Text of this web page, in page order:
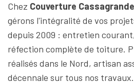
Chez Couverture Cassagrande
gérons l'intégralité de vos
depuis 2009 : entretien
réfection complète de toiture.
réalisés dans le Nord, artisan
décennale sur tous nos travaux.